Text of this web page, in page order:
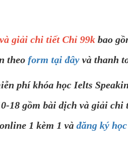
giải chi tiết Chỉ 99k bao
theo form tại đây và thanh
phí khóa học Ielts
18 gồm bài dịch và giải
1 kèm 1 và đăng ký